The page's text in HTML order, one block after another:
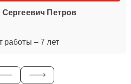
Петров
работы – 7 лет